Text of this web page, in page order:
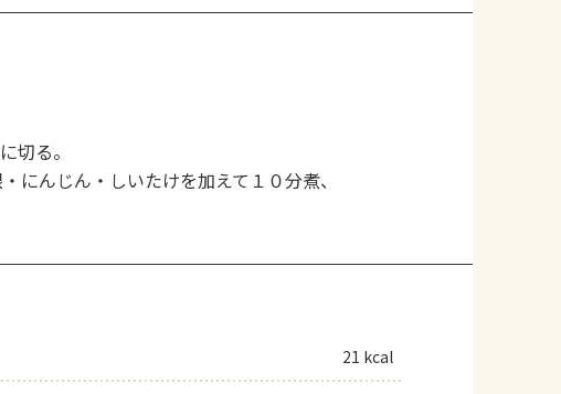
切る。
にんじん・しいたけを加えて１０分煮、
21 kcal